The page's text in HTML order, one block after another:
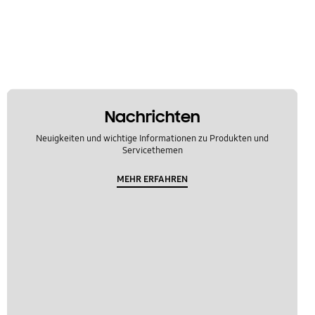
Nachrichten
Neuigkeiten und wichtige Informationen zu Produkten und
Servicethemen
MEHR ERFAHREN